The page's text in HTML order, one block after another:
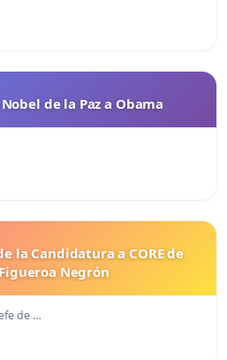
de la Paz a Obama
la Candidatura a CORE de
Negrón
de …